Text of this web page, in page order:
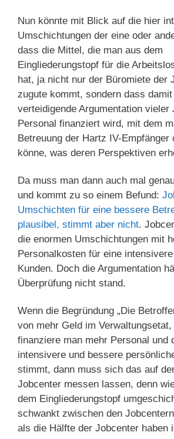
Nun könnte mit Blick auf die hier
Umschichtungen der eine oder
dass die Mittel, die man aus dem
Eingliederungstopf für die
hat, ja nicht nur der Büromiete der
zugute kommt, sondern dass
verteidigende Argumentation vieler
Personal finanziert wird, mit dem
Betreuung der Hartz IV-Empfänger
könne, was deren Perspektiven
Da muss man dann auch mal
und kommt zu so einem Befund:
Umschichten für eine bessere
plausibel, stimmt aber nicht.
die enormen Umschichtungen mit
Personalkosten für eine
Kunden. Doch die Argumentation
Überprüfung nicht stand.
Wenn die Begründung „Die
von mehr Geld im
finanziere man mehr Personal und
intensivere und bessere
stimmt, dann muss sich das auf
Jobcenter messen lassen, denn
dem Eingliederungstopf
schwankt zwischen den
als die Hälfte der Jobcenter haben